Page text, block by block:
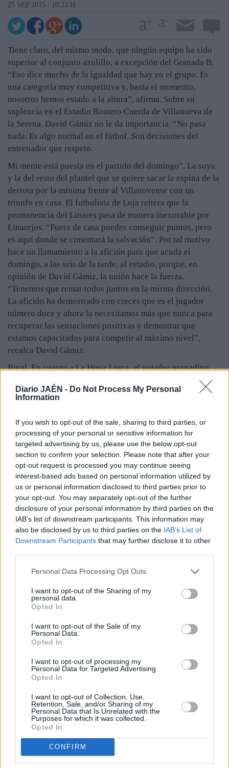
Diario JAÉN - Do Not Process My Personal
Information
If you wish to opt-out of the sale, sharing to third parties, or
processing of your personal or sensitive information for
targeted advertising by us, please use the below opt-out
section to confirm your selection. Please note that after your
opt-out request is processed you may continue seeing
interest-based ads based on personal information utilized by
us or personal information disclosed to third parties prior to
your opt-out. You may separately opt-out of the further
disclosure of your personal information by third parties on the
IAB’s list of downstream participants. This information may
also be disclosed by us to third parties on the IAB’s List of
Downstream Participants that may further disclose it to other
Personal Data Processing Opt Outs
I want to opt-out of the Sharing of my
personal data.
Opted In
I want to opt-out of the Sale of my
Personal Data.
Opted In
I want to opt-out of processing my
Personal Data for Targeted Advertising.
Opted In
I want to opt-out of Collection, Use,
Retention, Sale, and/or Sharing of my
Personal Data that Is Unrelated with the
Purposes for which it was collected.
Opted In
CONFIRM
25 SEP 2015 / 10:23 H.
Tiene claro, del mismo modo, que ningún equipo ha sido
superior al conjunto azulillo, a excepción del Granada B.
“Eso dice mucho de la igualdad que hay en el grupo. Es
una categoría muy competitiva y, hasta el momento,
nosotros hemos estado a la altura”, afirma. Sobre su
suplencia en el Estadio Romero Cuerda de Villanueva de
la Serena, David Gámiz no le da importancia. “No pasa
nada. Es algo normal en el fútbol. Son decisiones del
entrenador que respeto.
Mi mente está puesta en el partido del domingo”. La suya
y la del resto del plantel que se quiere sacar la espina de la
derrota por la mínima frente al Villanovense con un
triunfo en casa. El futbolista de Loja reitera que la
permanencia del Linares pasa de manera inexorable por
Linarejos. “Fuera de casa puedes conseguir puntos, pero
es aquí donde se cimentará la salvación”. Por tal motivo
hace un llamamiento a la afición para que acuda el
domingo, a las seis de la tarde, al estadio, porque, en
opinión de David Gámiz, la unión hace la fuerza.
“Tenemos que remar todos juntos en la misma dirección.
La afición ha demostrado con creces que es el jugador
número doce y ahora la necesitamos más que nunca para
recuperar las sensaciones positivas y demostrar que
estamos capacitados para competir al máximo nivel”,
recalca David Gámiz.
Rival. En cuanto a La Hoya Lorca, el jugador granadino
considera que es un equipo “hecho a la categoría con
futbolistas con mucha experiencia que saben
doscientos por ciento. En esta categoría cualquier rival te
exige mucho y La Hoya Lorca no será menos. Además, es
un conjunto bastante solvente en defensa, al que solo le ha
hecho un gol en estos cinco primeros partidos. Nos tocará
sufrir, pero estoy seguro de que si realizamos nuestro
fútbol, estamos concentrados e intensos y contamos con el
apoyo de la afición podemos lograr los tres puntos”,
señala David Gámiz, quien volverá el domingo al equipo
titular.